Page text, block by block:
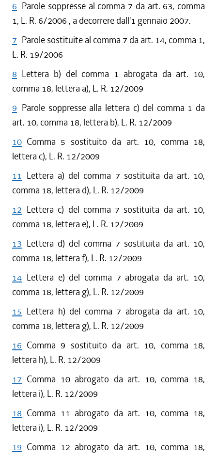
6 Parole soppresse al comma 7 da art. 63, comma
1, L. R. 6/2006 , a decorrere dall'1 gennaio 2007.
7 Parole sostituite al comma 7 da art. 14, comma 1,
L. R. 19/2006
8 Lettera b) del comma 1 abrogata da art. 10,
comma 18, lettera a), L. R. 12/2009
9 Parole soppresse alla lettera c) del comma 1 da
art. 10, comma 18, lettera b), L. R. 12/2009
10 Comma 5 sostituito da art. 10, comma 18,
lettera c), L. R. 12/2009
11 Lettera a) del comma 7 sostituita da art. 10,
comma 18, lettera d), L. R. 12/2009
12 Lettera c) del comma 7 sostituita da art. 10,
comma 18, lettera e), L. R. 12/2009
13 Lettera d) del comma 7 sostituita da art. 10,
comma 18, lettera f), L. R. 12/2009
14 Lettera e) del comma 7 abrogata da art. 10,
comma 18, lettera g), L. R. 12/2009
15 Lettera h) del comma 7 abrogata da art. 10,
comma 18, lettera g), L. R. 12/2009
16 Comma 9 sostituito da art. 10, comma 18,
lettera h), L. R. 12/2009
17 Comma 10 abrogato da art. 10, comma 18,
lettera i), L. R. 12/2009
18 Comma 11 abrogato da art. 10, comma 18,
lettera i), L. R. 12/2009
19 Comma 12 abrogato da art. 10, comma 18,